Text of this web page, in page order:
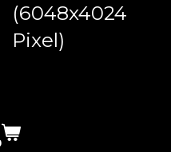
(6048x4024
Pixel)